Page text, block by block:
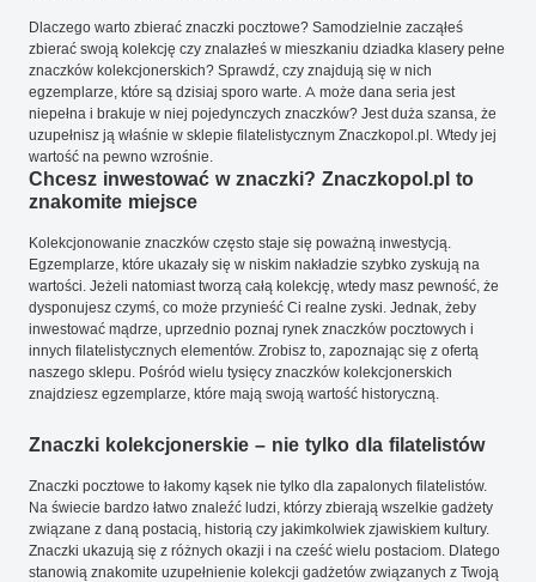
Dlaczego warto zbierać znaczki pocztowe? Samodzielnie zacząłeś
zbierać swoją kolekcję czy znalazłeś w mieszkaniu dziadka klasery pełne
znaczków kolekcjonerskich? Sprawdź, czy znajdują się w nich
egzemplarze, które są dzisiaj sporo warte. A może dana seria jest
niepełna i brakuje w niej pojedynczych znaczków? Jest duża szansa, że
uzupełnisz ją właśnie w sklepie filatelistycznym Znaczkopol.pl. Wtedy jej
wartość na pewno wzrośnie.
Chcesz inwestować w znaczki? Znaczkopol.pl to
znakomite miejsce
Kolekcjonowanie znaczków często staje się poważną inwestycją.
Egzemplarze, które ukazały się w niskim nakładzie szybko zyskują na
wartości. Jeżeli natomiast tworzą całą kolekcję, wtedy masz pewność, że
dysponujesz czymś, co może przynieść Ci realne zyski. Jednak, żeby
inwestować mądrze, uprzednio poznaj rynek znaczków pocztowych i
innych filatelistycznych elementów. Zrobisz to, zapoznając się z ofertą
naszego sklepu. Pośród wielu tysięcy znaczków kolekcjonerskich
znajdziesz egzemplarze, które mają swoją wartość historyczną.
Znaczki kolekcjonerskie – nie tylko dla filatelistów
Znaczki pocztowe to łakomy kąsek nie tylko dla zapalonych filatelistów.
Na świecie bardzo łatwo znaleźć ludzi, którzy zbierają wszelkie gadżety
związane z daną postacią, historią czy jakimkolwiek zjawiskiem kultury.
Znaczki ukazują się z różnych okazji i na cześć wielu postaciom. Dlatego
stanowią znakomite uzupełnienie kolekcji gadżetów związanych z Twoją